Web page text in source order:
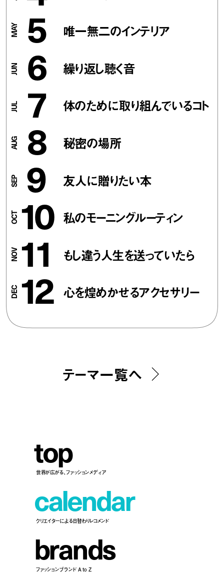
5 唯一無二のインテリア
6 繰り返し聴く音
7 体のために取り組んでいるコト
8 秘密の場所
9 友人に贈りたい本
10 私のモーニングルーティン
11 もし違う人生を送っていたら
12 心を煌めかせるアクセサリー
テーマ一覧へ
top
世界が広がる、ファッションメディア
calendar
クリエイターによる日替わりレコメンド
brands
ファッションブランド A to Z